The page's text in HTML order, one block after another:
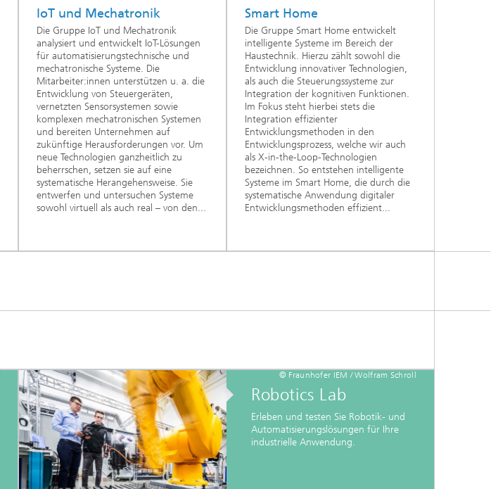
IoT und Mechatronik
Die Gruppe IoT und Mechatronik
analysiert und entwickelt IoT-Lösungen
für automatisierungstechnische und
mechatronische Systeme. Die
Mitarbeiter:innen unterstützen u. a. die
Entwicklung von Steuergeräten,
vernetzten Sensorsystemen sowie
komplexen mechatronischen Systemen
und bereiten Unternehmen auf
zukünftige Herausforderungen vor. Um
neue Technologien ganzheitlich zu
beherrschen, setzen sie auf eine
systematische Herangehensweise. Sie
entwerfen und untersuchen Systeme
sowohl virtuell als auch real – von den...
Smart Home
Die Gruppe Smart Home entwickelt
intelligente Systeme im Bereich der
Haustechnik. Hierzu zählt sowohl die
Entwicklung innovativer Technologien,
als auch die Steuerungssysteme zur
Integration der kognitiven Funktionen.
Im Fokus steht hierbei stets die
Integration effizienter
Entwicklungsmethoden in den
Entwicklungsprozess, welche wir auch
als X-in-the-Loop-Technologien
bezeichnen. So entstehen intelligente
Systeme im Smart Home, die durch die
systematische Anwendung digitaler
Entwicklungsmethoden effizient...
© Fraunhofer IEM / Wolfram Schroll
Robotics Lab
Erleben und testen Sie Robotik- und
Automatisierungslösungen für Ihre
industrielle Anwendung.